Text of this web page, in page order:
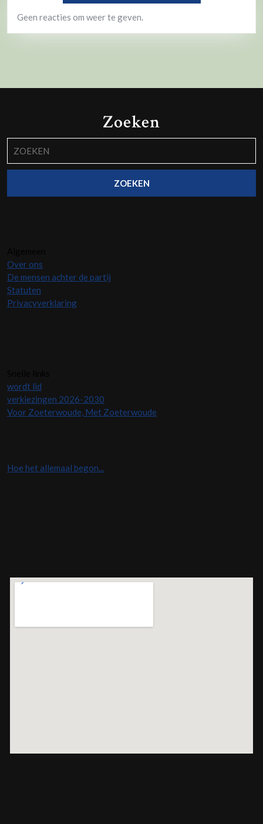
Geen reacties om weer te geven.
Zoeken
naar:
Over ons
De mensen achter de partij
Statuten
Privacyverklaring
wordt lid
verkiezingen 2026-2030
Voor Zoeterwoude, Met Zoeterwoude
Hoe het allemaal begon...